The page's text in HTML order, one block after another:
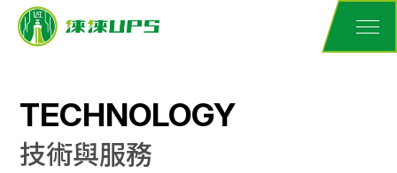
TECHNOLOGY
技術與服務